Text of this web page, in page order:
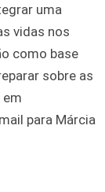
uma
vidas nos
como base
sobre as
para Márcia